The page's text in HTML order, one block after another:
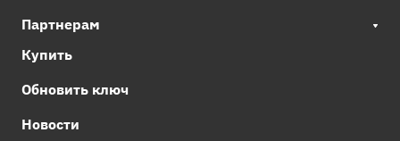
Партнерам
Купить
Обновить ключ
Новости